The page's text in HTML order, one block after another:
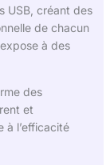
USB, créant des
de chacun
à des
des
et
à l’efficacité